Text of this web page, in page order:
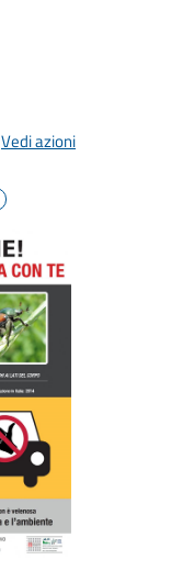
Vedi azioni